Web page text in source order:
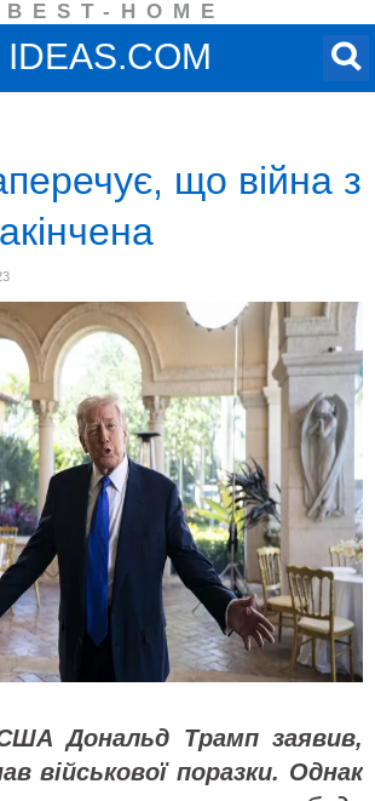
BEST-HOME
IDEAS.COM
що війна з
Дональд Трамп заявив,
військової поразки. Однак